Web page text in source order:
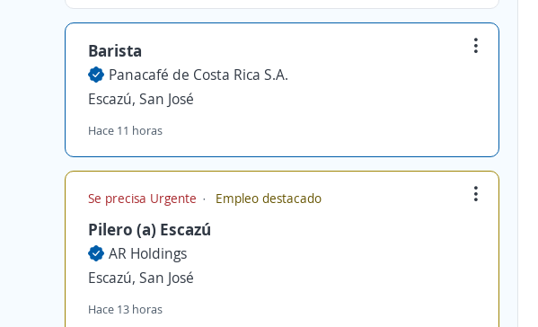
Barista
Panacafé de Costa Rica S.A.
Escazú, San José
Hace 11 horas
Se precisa Urgente Empleo destacado
Pilero (a) Escazú
AR Holdings
Escazú, San José
Hace 13 horas